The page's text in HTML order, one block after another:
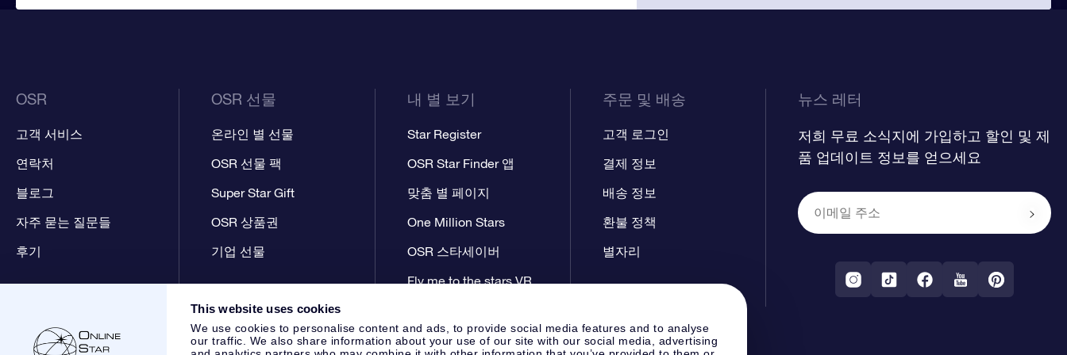
This website uses cookies
We use cookies to personalise content and ads, to provide social media features and to analyse
our traffic. We also share information about your use of our site with our social media, advertising
OSR
고객 서비스
연락처
블로그
자주 묻는 질문들
후기
OSR 선물
온라인 별 선물
OSR 선물 팩
Super Star Gift
OSR 상품권
기업 선물
내 별 보기
Star Register
OSR Star Finder 앱
맞춤 별 페이지
One Million Stars
OSR 스타세이버
Fly me to the stars VR
주문 및 배송
고객 로그인
결제 정보
배송 정보
환불 정책
별자리
뉴스 레터
저희 무료 소식지에 가입하고 할인 및 제
품 업데이트 정보를 얻으세요